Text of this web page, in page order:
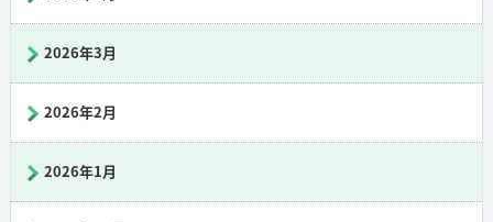
2026年3月
2026年2月
2026年1月